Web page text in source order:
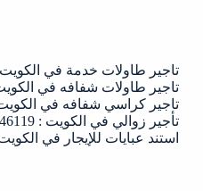
تاجير طاولات خدمة في الكويت
تاجير طاولات شفافه في الكويت
تاجير كراسي شفافه في الكويت
تأجير زوالي في الكويت : 97246119
استند عبايات للإيجار في الكويت :